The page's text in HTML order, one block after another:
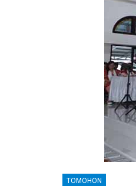
TOMOHON